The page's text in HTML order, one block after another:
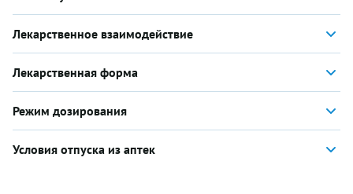
Лекарственное взаимодействие
Лекарственная форма
Режим дозирования
Условия отпуска из аптек